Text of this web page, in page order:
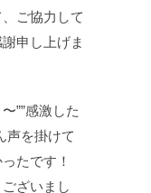
ご協力して
申し上げま
””感激した
声を掛けて
たです！
ざいまし